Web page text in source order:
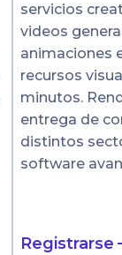
servicios
videos
animaciones
recursos
minutos.
entrega de
distintos
software
Registrarse